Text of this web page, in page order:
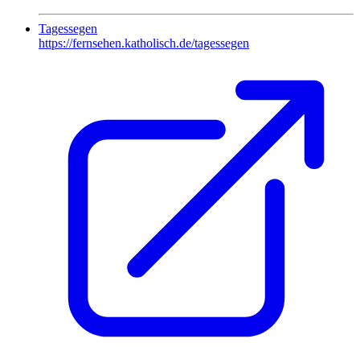
Tagessegen
https://fernsehen.katholisch.de/tagessegen